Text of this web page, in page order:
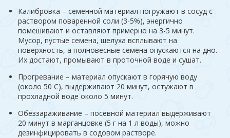
Калибровка – семенной материал погружают в сосуд с
раствором поваренной соли (3-5%), энергично
помешивают и оставляют примерно на 3-5 минут.
Мусор, пустые семена, шелуха всплывают на
поверхность, а полновесные семена опускаются на дно.
Их достают, промывают в проточной воде и сушат.
Прогревание – материал опускают в горячую воду
(около 50 С), выдерживают 20 минут, остужают в
прохладной воде около 5 минут.
Обеззараживание – посевной материал выдерживают
20 минут в марганцовке (5 г на 1 л воды), можно
дезинфицировать в содовом растворе.